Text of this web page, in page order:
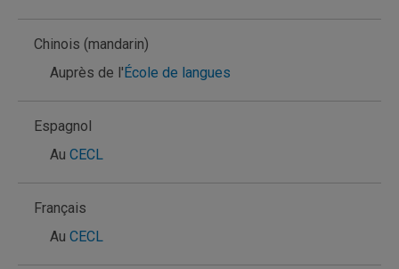
Chinois (mandarin)
Auprès de l'École de langues
Espagnol
Au CECL
Français
Au CECL